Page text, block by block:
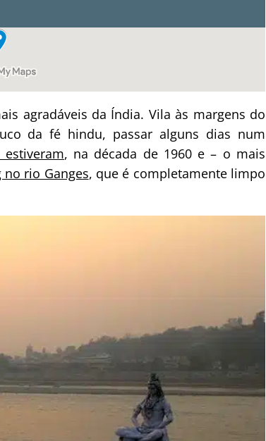
agradáveis da Índia. Vila às margens do
da fé hindu, passar alguns dias num
, na década de 1960 e – o mais
rio Ganges, que é completamente limpo